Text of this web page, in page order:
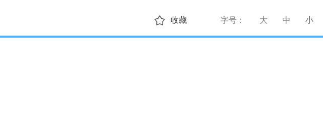
字号： 大 中 小
收藏